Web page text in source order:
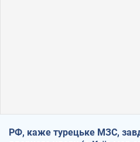
РФ, каже турецьке МЗС,